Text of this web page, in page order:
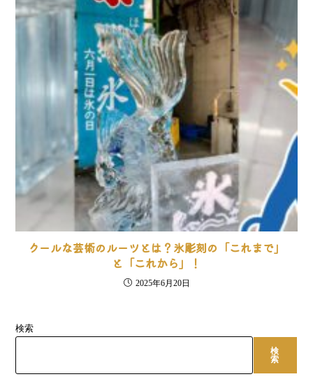
クールな芸術のルーツとは？氷彫刻の「これまで」
と「これから」！
2025年6月20日
検索
検
索